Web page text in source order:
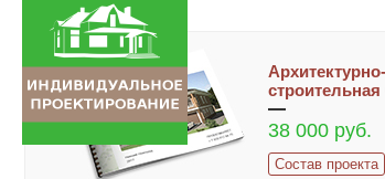
Архитектурно-
строительная
38 000 руб.
Состав проекта